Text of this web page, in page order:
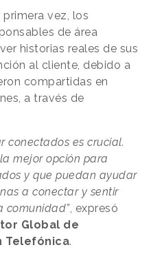
primera vez, los
de área
historias reales de sus
al cliente, debido a
compartidas en
a través de
conectados es crucial.
mejor opción para
y que puedan ayudar
a conectar y sentir
comunidad”, expresó
Global de
Telefónica.